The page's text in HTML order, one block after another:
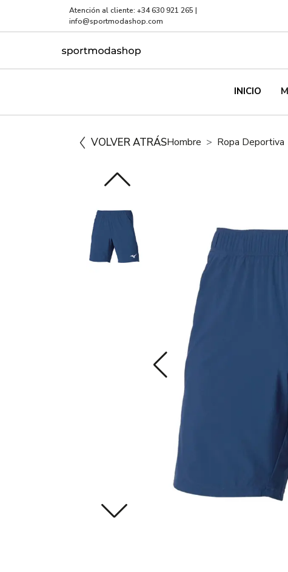
Atención al cliente: +34 630 921 265 |
info@sportmodashop.com
INICIO
VOLVER ATRÁSHombre Ropa Deportiva